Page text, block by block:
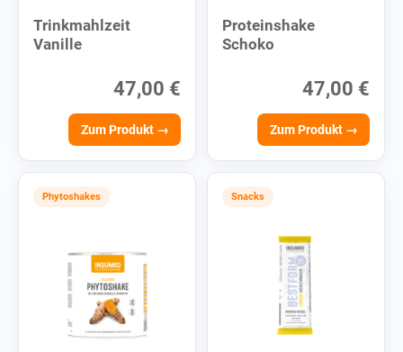
Trinkmahlzeit
Vanille
47,00 €
Zum Produkt →
Proteinshake
Schoko
47,00 €
Zum Produkt →
Phytoshakes Snacks